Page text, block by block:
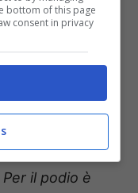
nelle due
nella terza
Qui per
anzi devo
delle altre
spero di
il podio è
bottom of this page
consent in privacy